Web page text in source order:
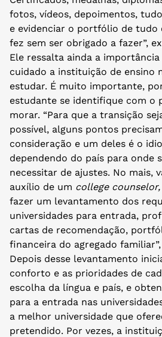
fotos, vídeos, depoimentos,
e evidenciar o portfólio de tudo
fez sem ser obrigado a fazer”,
Ele ressalta ainda a
cuidado a instituição de ensino
estudar. É muito importante,
estudante se identifique com o
morar. “Para que a transição
possível, alguns pontos
consideração e um deles é o
dependendo do país para onde
necessitar de ajustes. No mais,
auxílio de um college counselor,
fazer um levantamento dos
universidades para entrada,
cartas de recomendação,
financeira do agregado
Depois desse levantamento
conforto e as prioridades de
escolha da língua e país, e
para a entrada nas
a melhor universidade que
pretendido. Por vezes, a